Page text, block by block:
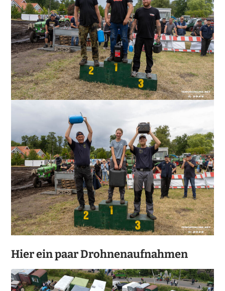
Hier ein paar Drohnenaufnahmen